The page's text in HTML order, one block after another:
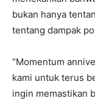
bukan hanya
tentang dampak
“Momentum
kami untuk terus
ingin memastikan